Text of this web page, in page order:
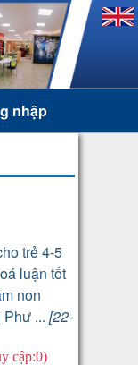
nhập
trẻ 4-5
luận tốt
non
Phư ...[22-
cập:0)